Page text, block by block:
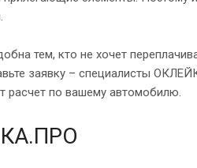
тем, кто не хочет
заявку – специалисты
расчет по вашему автомобилю.